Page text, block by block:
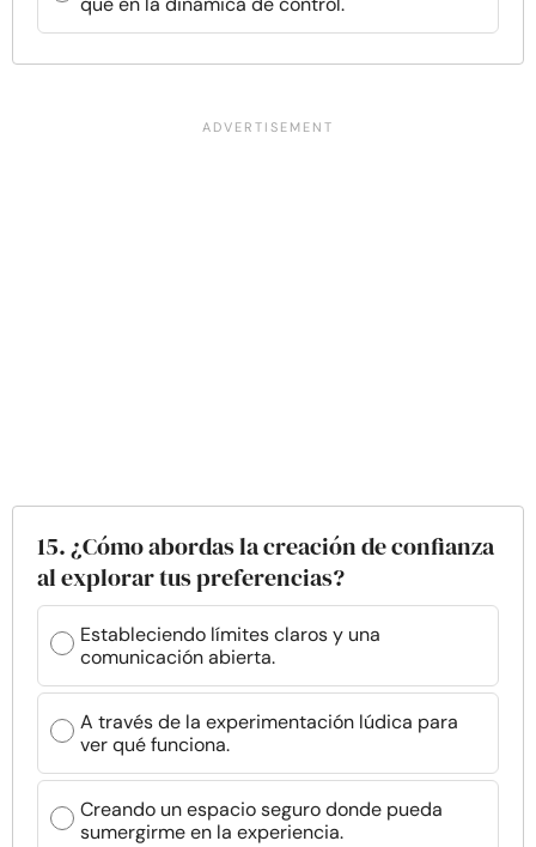
15. ¿Cómo abordas la creación de confianza
al explorar tus preferencias?
Estableciendo límites claros y una
comunicación abierta.
A través de la experimentación lúdica para
ver qué funciona.
Creando un espacio seguro donde pueda
sumergirme en la experiencia.